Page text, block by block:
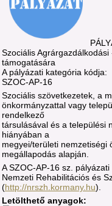
Szociális
támogatására
A pályázati kategória kódja:
SZOC-AP-16
Szociális szövetkezetek, a
önkormányzattal vagy
rendelkező
társulásával és a települési
hiányában a
megyei/területi nemzetiségi
megállapodás alapján.
A SZOC-AP-16 sz.
Nemzeti Rehabilitációs és
(http://nrszh.kormany.hu).
Letölthető anyagok: